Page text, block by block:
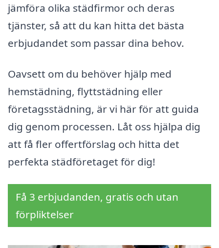
jämföra olika städfirmor och deras
tjänster, så att du kan hitta det bästa
erbjudandet som passar dina behov.
Oavsett om du behöver hjälp med
hemstädning, flyttstädning eller
företagsstädning, är vi här för att guida
dig genom processen. Låt oss hjälpa dig
att få fler offertförslag och hitta det
perfekta städföretaget för dig!
Få 3 erbjudanden, gratis och utan
förpliktelser